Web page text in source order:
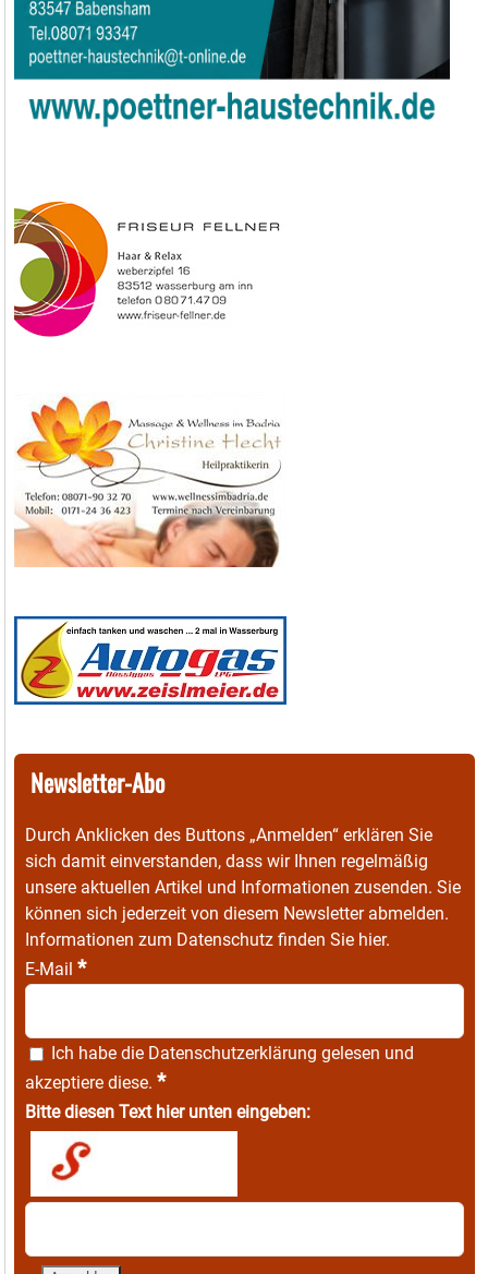
Newsletter-Abo
Durch Anklicken des Buttons „Anmelden“ erklären Sie
sich damit einverstanden, dass wir Ihnen regelmäßig
unsere aktuellen Artikel und Informationen zusenden. Sie
können sich jederzeit von diesem Newsletter abmelden.
Informationen zum Datenschutz finden Sie hier.
E-Mail *
Ich habe die Datenschutzerklärung gelesen und
akzeptiere diese. *
Bitte diesen Text hier unten eingeben: